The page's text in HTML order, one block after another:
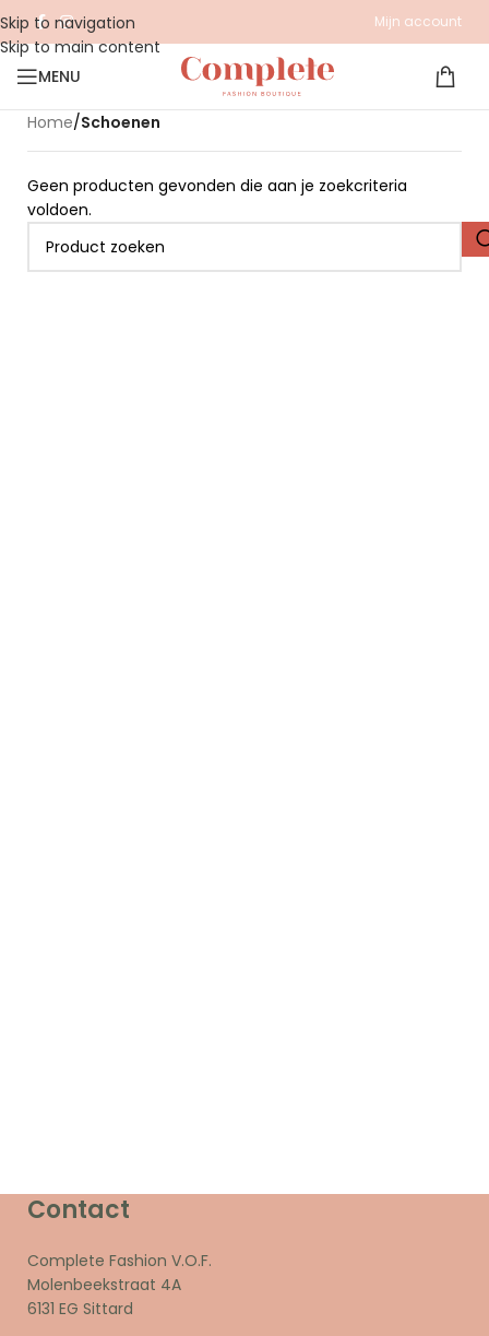
Skip to navigation
Skip to main content
Mijn account
MENU
Home/Schoenen
Geen producten gevonden die aan je zoekcriteria
voldoen.
Contact
Complete Fashion V.O.F.
Molenbeekstraat 4A
6131 EG Sittard